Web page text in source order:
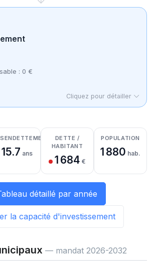
: 0 €
Cliquez pour détailler
trésorerie
15.7 ans
DETTE /
HABITANT
1 684 €
POPULATION
1 880 hab.
détaillé par année
la capacité d'investissement
— mandat 2026-2032